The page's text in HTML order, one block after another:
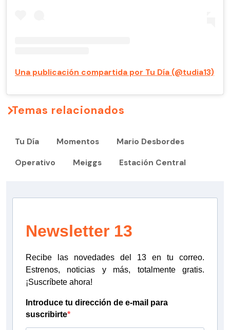
Una publicación compartida por Tu Día (@tudia13)
Temas relacionados
Tu Día Momentos Mario Desbordes
Operativo Meiggs Estación Central
Newsletter 13
Recibe las novedades del 13 en tu correo.
Estrenos, noticias y más, totalmente gratis.
¡Suscríbete ahora!
Introduce tu dirección de e-mail para
suscribirte